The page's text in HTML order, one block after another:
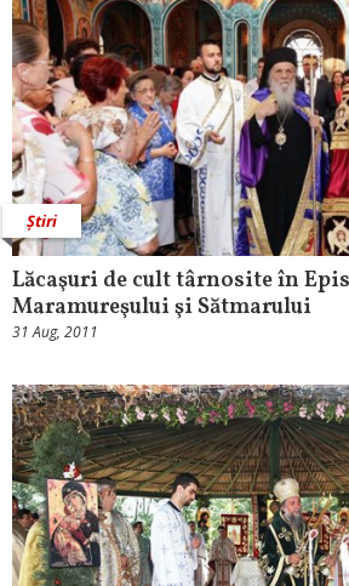
Știri
Lăcaşuri de cult târnosite în
Maramureşului şi Sătmarului
31 Aug, 2011